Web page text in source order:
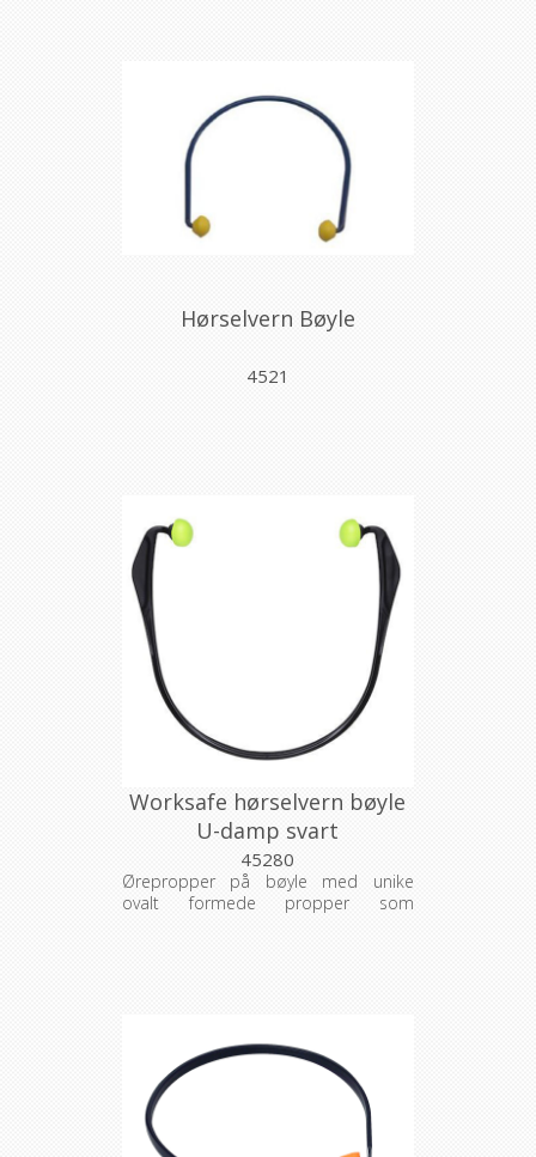
Hørselvern Bøyle
4521
Worksafe hørselvern bøyle
U-damp svart
45280
Ørepropper på bøyle med unike
ovalt formede propper som